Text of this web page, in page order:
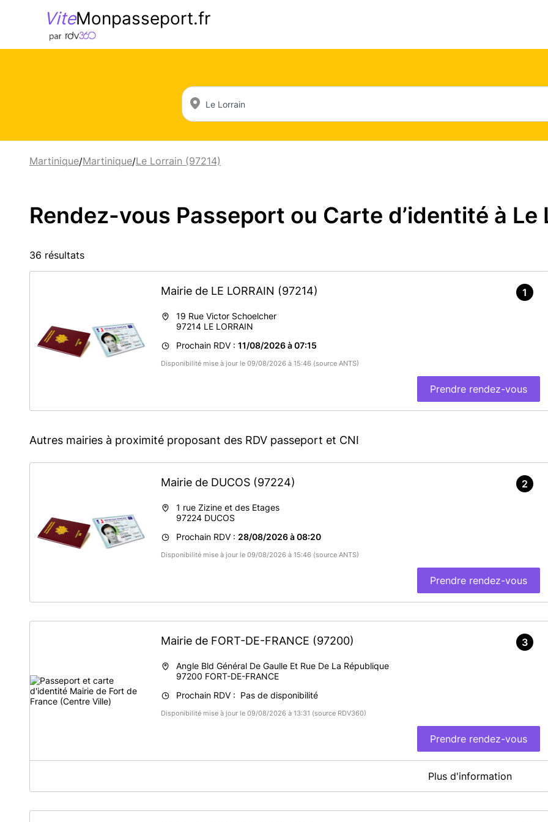
ViteMonpasseport.fr
Martinique/Martinique/Le Lorrain (97214)
Rendez-vous Passeport ou Carte d’identité à
36 résultats
Mairie de LE LORRAIN (97214)
19 Rue Victor Schoelcher
97214 LE LORRAIN
Prochain RDV : 11/08/2026 à 07:15
Disponibilité mise à jour le 09/08/2026 à 15:46 (source ANTS)
Prendre rendez-vous
1
Autres mairies à proximité proposant des RDV passeport et CNI
Mairie de DUCOS (97224)
1 rue Zizine et des Etages
97224 DUCOS
Prochain RDV : 28/08/2026 à 08:20
Disponibilité mise à jour le 09/08/2026 à 15:46 (source ANTS)
Prendre rendez-vous
2
Mairie de FORT-DE-FRANCE (97200)
Angle Bld Général De Gaulle Et Rue De La République
97200 FORT-DE-FRANCE
Prochain RDV : Pas de disponibilité
Disponibilité mise à jour le 09/08/2026 à 13:31 (source RDV360)
Prendre rendez-vous
3
Plus d'information